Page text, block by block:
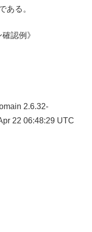
ある。
認例》
2.6.32-
22 06:48:29 UTC